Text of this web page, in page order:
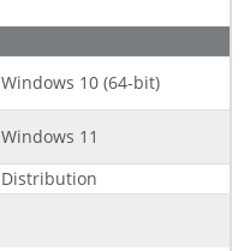
Windows 10 (64-bit)
Windows 11
Distribution